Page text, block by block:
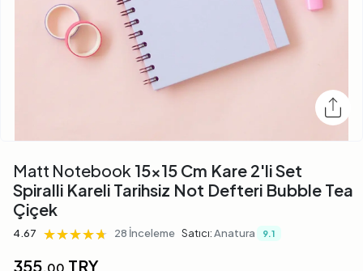
Matt Notebook 15x15 Cm Kare 2'li Set
Spiralli Kareli Tarihsiz Not Defteri Bubble Tea
Çiçek
4.67 ★★★★★
★★★★★
★★★★★ 28 İnceleme Satıcı:Anatura 9.1
355,00 TRY